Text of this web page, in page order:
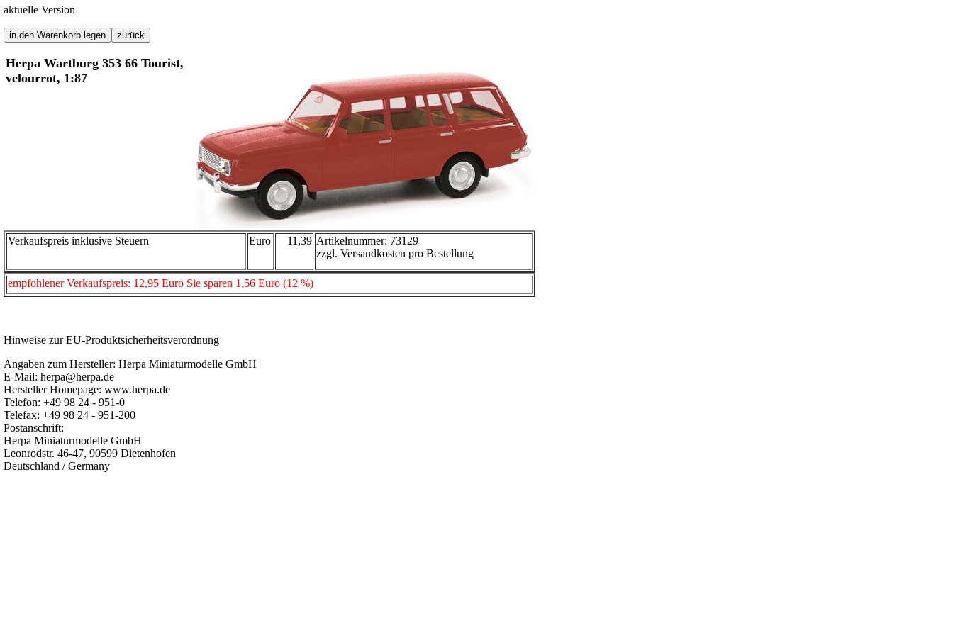
aktuelle Version
Herpa Wartburg 353 66 Tourist,
velourrot, 1:87
Verkaufspreis inklusive Steuern Euro 11,39 Artikelnummer: 73129
zzgl. Versandkosten pro Bestellung
empfohlener Verkaufspreis: 12,95 Euro Sie sparen 1,56 Euro (12 %)
Hinweise zur EU-Produktsicherheitsverordnung
Angaben zum Hersteller: Herpa Miniaturmodelle GmbH
E-Mail: herpa@herpa.de
Hersteller Homepage: www.herpa.de
Telefon: +49 98 24 - 951-0
Telefax: +49 98 24 - 951-200
Postanschrift:
Herpa Miniaturmodelle GmbH
Leonrodstr. 46-47, 90599 Dietenhofen
Deutschland / Germany